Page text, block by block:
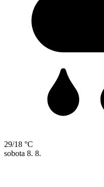
29/18 °C
sobota 8. 8.